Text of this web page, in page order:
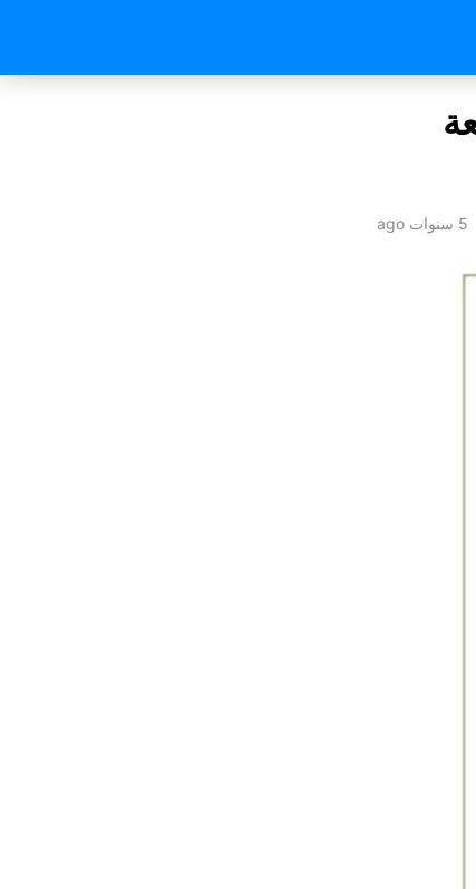
5 سنوات ago